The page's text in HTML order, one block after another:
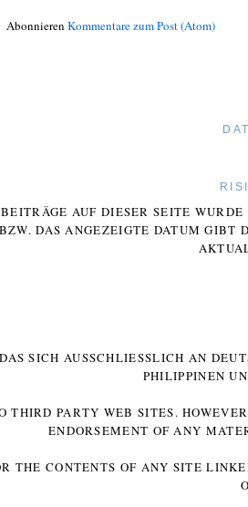
Abonnieren Kommentare zum Post (Atom)
AUF DIESER SEITE
DAS ANGEZEIGTE DATUM
SICH AUSSCHLIESSLICH AN
HILIPPINEN
THIRD PARTY WEB SITES.
ENDORSEMENT OF ANY
THE CONTENTS OF ANY SITE